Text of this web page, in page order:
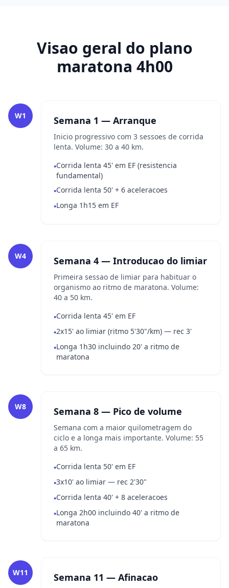
Visao geral do plano
maratona 4h00
W1 Semana 1 — Arranque
Inicio progressivo com 3 sessoes de corrida
lenta. Volume: 30 a 40 km.
•Corrida lenta 45' em EF (resistencia
fundamental)
•Corrida lenta 50' + 6 aceleracoes
•Longa 1h15 em EF
W4 Semana 4 — Introducao do limiar
Primeira sessao de limiar para habituar o
organismo ao ritmo de maratona. Volume:
40 a 50 km.
•Corrida lenta 45' em EF
•2x15' ao limiar (ritmo 5'30"/km) — rec 3'
•Longa 1h30 incluindo 20' a ritmo de
maratona
W8 Semana 8 — Pico de volume
Semana com a maior quilometragem do
ciclo e a longa mais importante. Volume: 55
a 65 km.
•Corrida lenta 50' em EF
•3x10' ao limiar — rec 2'30"
•Corrida lenta 40' + 8 aceleracoes
•Longa 2h00 incluindo 40' a ritmo de
maratona
W11 Semana 11 — Afinacao